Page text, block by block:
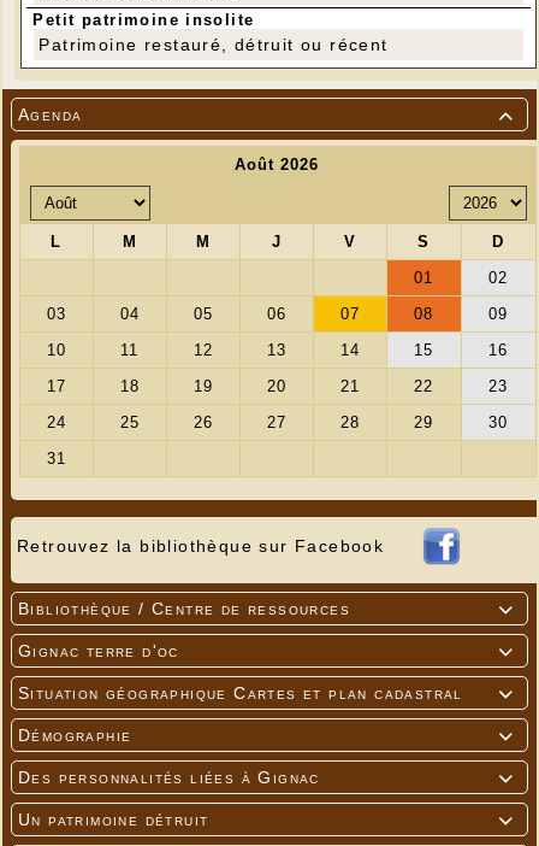

Agenda
Retrouvez la bibliothèque sur Facebook

Bibliothèque / Centre de ressources

Gignac terre d'oc

Situation géographique Cartes et plan cadastral

Démographie

Des personnalités liées à Gignac

Un patrimoine détruit
Petit patrimoine insolite
Patrimoine restauré, détruit ou récent